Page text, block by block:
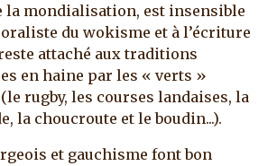
la mondialisation, est insensible
du wokisme et à l’écriture
attaché aux traditions
en haine par les « verts »
rugby, les courses landaises, la
la choucroute et le boudin...).
et gauchisme font bon